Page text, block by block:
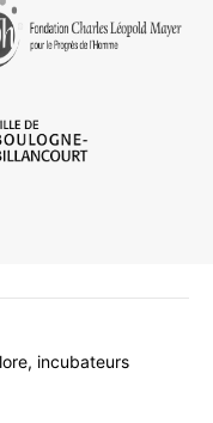
incubateurs